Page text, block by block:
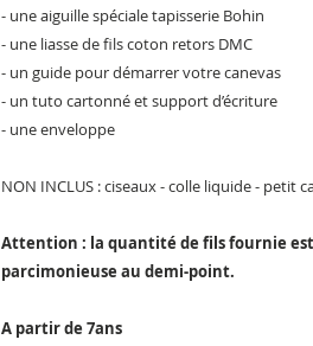
- une aiguille spéciale tapisserie Bohin
- une liasse de fils coton retors DMC
- un guide pour démarrer votre canevas
- un tuto cartonné et support d’écriture
- une enveloppe
NON INCLUS : ciseaux - colle liquide - petit
Attention : la quantité de fils fournie
parcimonieuse au demi-point.
A partir de 7ans